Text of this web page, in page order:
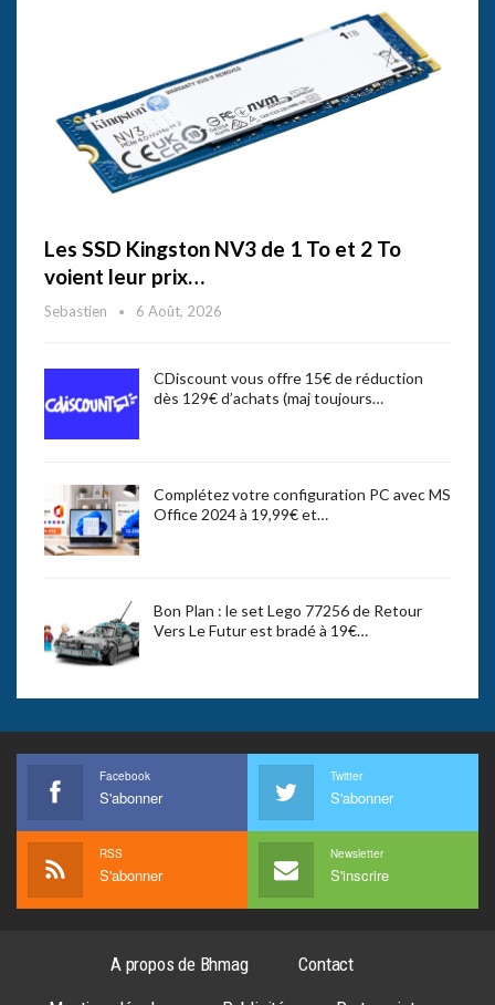
Les SSD Kingston NV3 de 1 To et 2 To
voient leur prix…
Sebastien 6 Août, 2026
CDiscount vous offre 15€ de réduction
dès 129€ d’achats (maj toujours…
Complétez votre configuration PC avec MS
Office 2024 à 19,99€ et…
Bon Plan : le set Lego 77256 de Retour
Vers Le Futur est bradé à 19€…
Facebook
S'abonner
Twitter
S'abonner
RSS
S'abonner
Newsletter
S'inscrire
A propos de Bhmag
Contact